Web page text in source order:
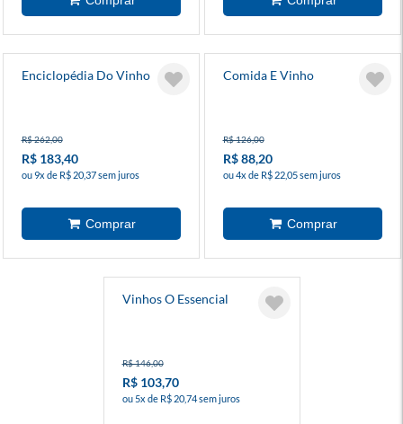
Enciclopédia Do Vinho
R$ 262,00
R$ 183,40
ou 9x de R$ 20,37 sem juros
Comida E Vinho
R$ 126,00
R$ 88,20
ou 4x de R$ 22,05 sem juros
Vinhos O Essencial
R$ 146,00
R$ 103,70
ou 5x de R$ 20,74 sem juros